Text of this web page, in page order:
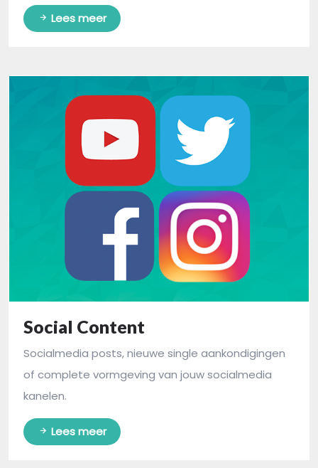
Lees meer
Social Content
Socialmedia posts, nieuwe single aankondigingen
of complete vormgeving van jouw socialmedia
kanelen.
Lees meer